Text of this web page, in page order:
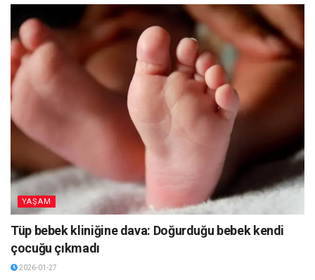
YAŞAM
Tüp bebek kliniğine dava: Doğurduğu bebek kendi
çocuğu çıkmadı
2026-01-27